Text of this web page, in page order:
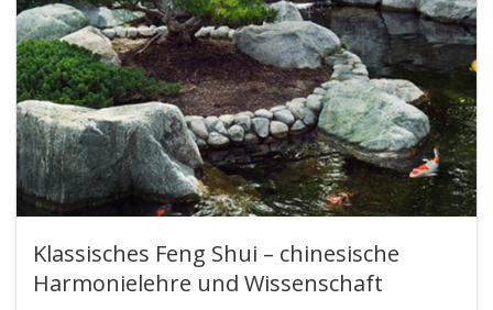
Klassisches Feng Shui – chinesische
Harmonielehre und Wissenschaft